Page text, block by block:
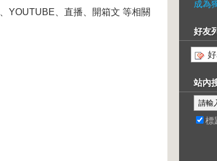
YOUTUBE、直播、開箱文 等相關
成為
好友
站內
標